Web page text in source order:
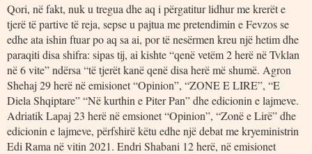
Qori, në fakt, nuk u tregua dhe aq i përgatitur lidhur me krerët e
tjerë të partive të reja, sepse u pajtua me pretendimin e Fevzos se
edhe ata ishin ftuar po aq sa ai, por të nesërmen kreu një hetim dhe
paraqiti disa shifra: sipas tij, ai kishte “qenë vetëm 2 herë në Tvklan
në 6 vite” ndërsa “të tjerët kanë qenë disa herë më shumë. Agron
Shehaj 29 herë në emisionet “Opinion”, “ZONE E LIRE”, “E
Diela Shqiptare” “Në kurthin e Piter Pan” dhe edicionin e lajmeve.
Adriatik Lapaj 23 herë në emsionet “Opinion”, “Zonë e Lirë” dhe
edicionin e lajmeve, përfshirë këtu edhe një debat me kryeministrin
Edi Rama në vitin 2021. Endri Shabani 12 herë, në emisionet